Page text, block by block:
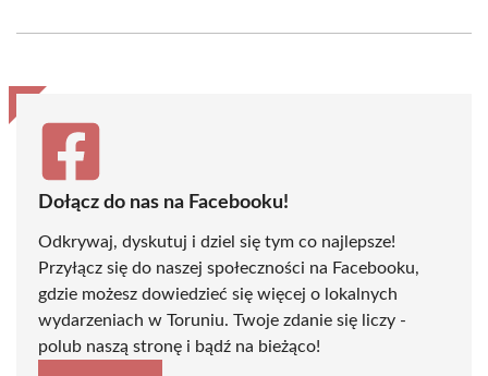
(Twitter)
Dołącz do nas na Facebooku!
Odkrywaj, dyskutuj i dziel się tym co najlepsze!
Przyłącz się do naszej społeczności na Facebooku,
gdzie możesz dowiedzieć się więcej o lokalnych
wydarzeniach w Toruniu. Twoje zdanie się liczy -
polub naszą stronę i bądź na bieżąco!